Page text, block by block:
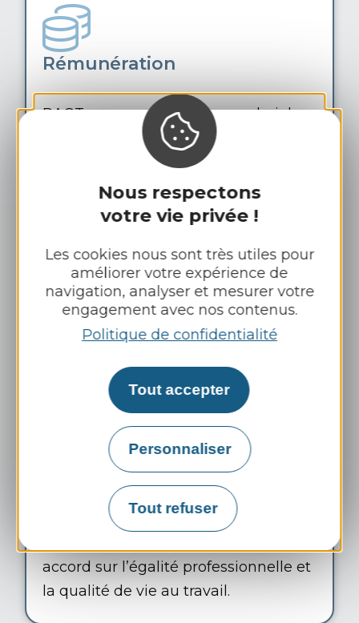
Nous respectons
votre vie privée !
Les cookies nous sont très utiles pour
améliorer votre expérience de
navigation, analyser et mesurer votre
engagement avec nos contenus.
Politique de confidentialité
Tout accepter
Personnaliser
Tout refuser
Rémunération
RAGT propose un package salarial
attractif, incluant des avantages
sociaux, des primes de performance…
Le système de rémunération s’appuie
sur un processus de revue salariale
équité.
Equilibre vie professionnelle
/ personnelle
Les initiatives visant à soutenir cet
équilibre sont fondamentales, pour
exemple le Groupe dispose en France
accord sur l’égalité professionnelle et
la qualité de vie au travail.